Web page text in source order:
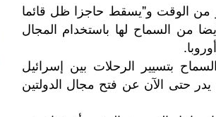
من الوقت و"يسقط حاجزا ظل قائما
أيضا من السماح لها باستخدام المجال
بتسيير الرحلات بين إسرائيل
يدر حتى الآن عن فتح مجال الدولتين